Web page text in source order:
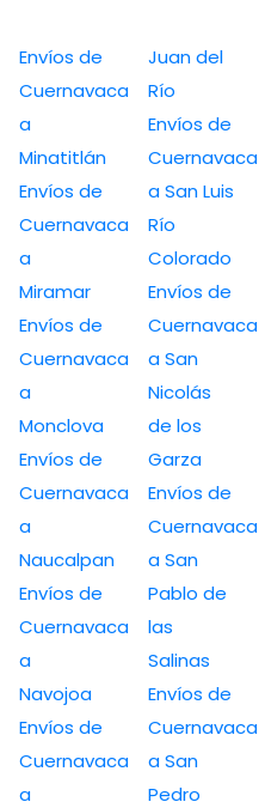
Envíos de
Cuernavaca
a
Minatitlán
Envíos de
Cuernavaca
a
Miramar
Envíos de
Cuernavaca
a
Monclova
Envíos de
Cuernavaca
a
Naucalpan
Envíos de
Cuernavaca
a
Navojoa
Envíos de
Cuernavaca
a
Juan del
Río
Envíos de
Cuernavaca
a San Luis
Río
Colorado
Envíos de
Cuernavaca
a San
Nicolás
de los
Garza
Envíos de
Cuernavaca
a San
Pablo de
las
Salinas
Envíos de
Cuernavaca
a San
Pedro